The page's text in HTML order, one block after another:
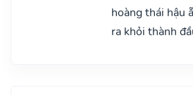
hoàng thái hậu
ra khỏi thành